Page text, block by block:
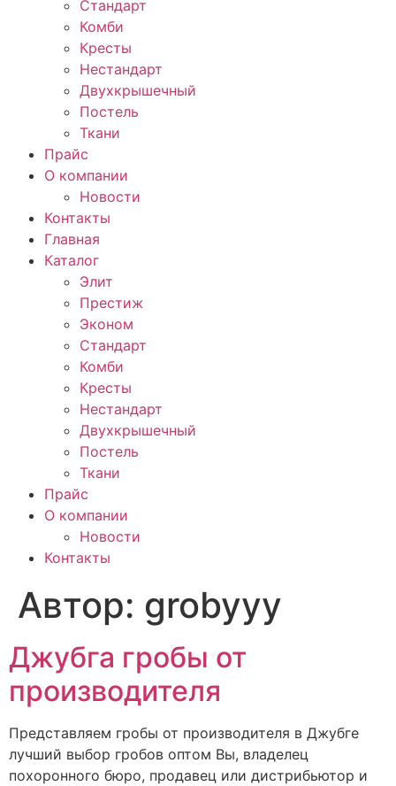
Стандарт
Комби
Кресты
Нестандарт
Двухкрышечный
Постель
Ткани
Прайс
О компании
Новости
Контакты
Главная
Каталог
Элит
Престиж
Эконом
Стандарт
Комби
Кресты
Нестандарт
Двухкрышечный
Постель
Ткани
Прайс
О компании
Новости
Контакты
Автор: grobyyy
Джубга гробы от
производителя
Представляем гробы от производителя в Джубге
лучший выбор гробов оптом Вы, владелец
похоронного бюро, продавец или дистрибьютор и